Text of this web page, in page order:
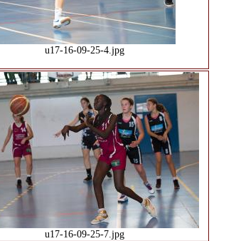
u17-16-09-25-4.jpg
u17-16-09-25-7.jpg